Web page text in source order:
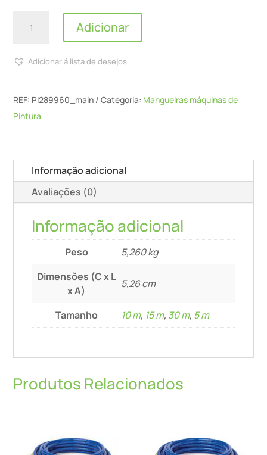
Quantidade
-
T-
Max
1"",
Cam
Adicionar
Adicionar á lista de desejos
REF: PI289960_main Categoria: Mangueiras máquinas de
Pintura
Informação adicional
Avaliações (0)
Informação adicional
Peso
5,260 kg
Dimensões (C x L
x A)
5,26 cm
Tamanho 10 m, 15 m, 30 m, 5 m
Produtos Relacionados